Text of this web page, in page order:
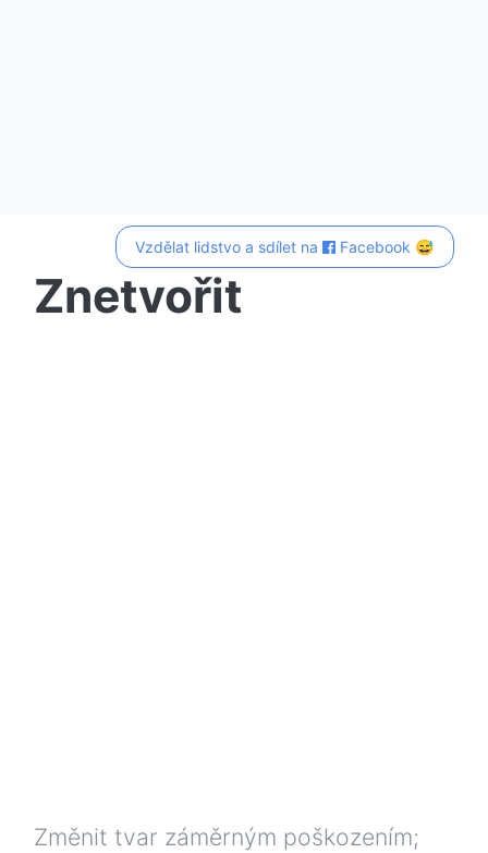
Vzdělat lidstvo a sdílet na Facebook 😅
Znetvořit
Změnit tvar záměrným poškozením;